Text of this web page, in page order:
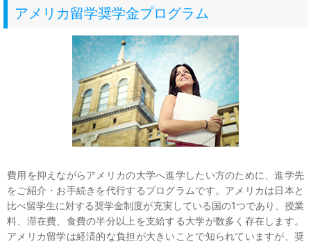
アメリカ留学奨学金プログラム
費用を抑えながらアメリカの大学へ進学したい方のために、進学先
をご紹介・お手続きを代行するプログラムです。アメリカは日本と
比べ留学生に対する奨学金制度が充実している国の1つであり、授業
料、滞在費、食費の半分以上を支給する大学が数多く存在します。
アメリカ留学は経済的な負担が大きいことで知られていますが、奨